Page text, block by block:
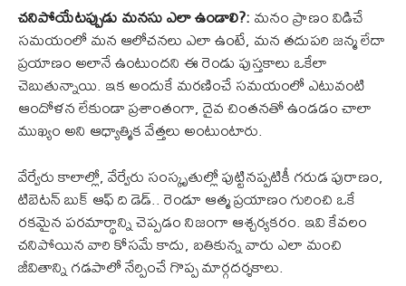
చనిపోయేటప్పుడు మనసు ఎలా ఉండాలి?:మనం ప్రాణం విడిచే
సమయంలో మన ఆలోచనలు ఎలా ఉంటే, మన తదుపరి జన్మ లేదా
ప్రయాణం అలానే ఉంటుందని ఈ రెండు పుస్తకాలు ఒకేలా
చెబుతున్నాయి. ఇక అందుకే మరణించే సమయంలో ఎటువంటి
ఆందోళన లేకుండా ప్రశాంతంగా, దైవ చింతనతో ఉండడం చాలా
ముఖ్యం అని ఆధ్యాత్మిక వేత్తలు అంటుంటారు.
వేర్వేరు కాలాల్లో, వేర్వేరు సంస్కృతుల్లో పుట్టినప్పటికీ గరుడ పురాణం,
టిబెటన్ బుక్ ఆఫ్ ది డెడ్.. రెండూ ఆత్మ ప్రయాణం గురించి ఒకే
రకమైన పరమార్థాన్ని చెప్పడం నిజంగా ఆశ్చర్యకరం. ఇవి కేవలం
చనిపోయిన వారి కోసమే కాదు, బతికున్న వారు ఎలా మంచి
జీవితాన్ని గడపాలో నేర్పించే గొప్ప మార్గదర్శకాలు.